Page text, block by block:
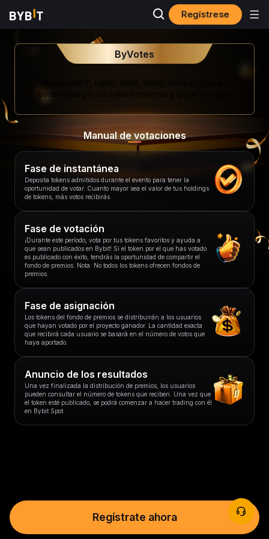
Regístrese
ByVotes
poder votar por tus tokens favoritos y ganar airdrops.
Manual de votaciones
Fase de instantánea
Deposita tokens admitidos durante el evento para tener la
oportunidad de votar. Cuanto mayor sea el valor de tus holdings
de tokens, más votos recibirás.
Fase de votación
¡Durante este período, vota por tus tokens favoritos y ayuda a
que sean publicados en Bybit! Si el token por el que has votado
es publicado con éxito, tendrás la oportunidad de compartir el
fondo de premios. Nota: No todos los tokens ofrecen fondos de
premios.
Fase de asignación
Los tokens del fondo de premios se distribuirán a los usuarios
que hayan votado por el proyecto ganador. La cantidad exacta
que recibirá cada usuario se basará en el número de votos que
haya aportado.
Anuncio de los resultados
Una vez finalizada la distribución de premios, los usuarios
pueden consultar el número de tokens que reciben. Una vez que
el token esté publicado, se podrá comenzar a hacer trading con él
en Bybit Spot.
Regístrate ahora